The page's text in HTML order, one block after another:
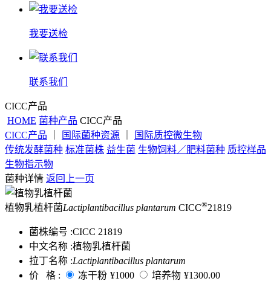
我要送检
联系我们
CICC产品
HOME 菌种产品 CICC产品
CICC产品
国际菌种资源
国际质控微生物
传统发酵菌种 标准菌株 益生菌 生物饲料／肥料菌种 质控样品
生物指示物
菌种详情 返回上一页
植物乳植杆菌Lactiplantibacillus plantarum CICC®21819
菌株编号 :CICC 21819
中文名称 :植物乳植杆菌
拉丁名称 :Lactiplantibacillus plantarum
价 格 :
冻干粉 ¥1000 培养物 ¥1300.00